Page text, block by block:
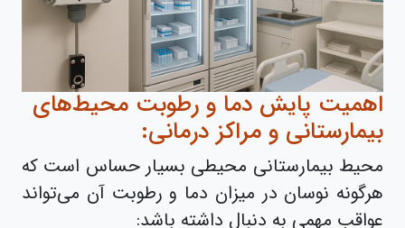
اهمیت پایش دما و رطوبت محیط‌های
بیمارستانی و مراکز درمانی:
محیط بیمارستانی محیطی بسیار حساس است که
هرگونه نوسان در میزان دما و رطوبت آن می‌تواند
عواقب مهمی به دنبال داشته باشد: